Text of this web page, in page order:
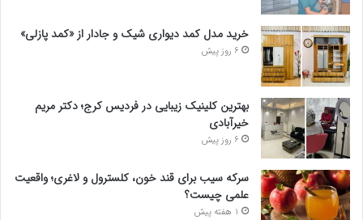
خرید مدل کمد دیواری شیک و جادار از «کمد پازلی»
6 روز پیش
بهترین کلینیک زیبایی در فردیس کرج؛ دکتر مریم
خیرآبادی
6 روز پیش
سرکه سیب برای قند خون، کلسترول و لاغری؛ واقعیت
علمی چیست؟
1 هفته پیش